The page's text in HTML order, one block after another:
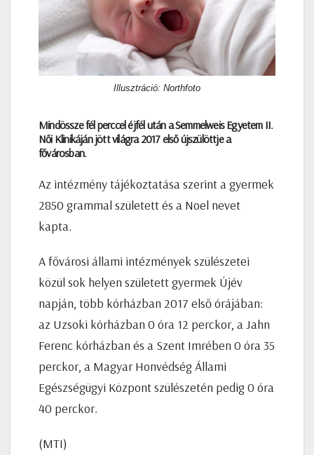
Illusztráció: Northfoto
Mindössze fél perccel éjfél után a Semmelweis Egyetem II.
Női Klinikáján jött világra 2017 első újszülöttje a
fővárosban.
Az intézmény tájékoztatása szerint a gyermek
2850 grammal született és a Noel nevet
kapta.
A fővárosi állami intézmények szülészetei
közül sok helyen született gyermek Újév
napján, több kórházban 2017 első órájában:
az Uzsoki kórházban 0 óra 12 perckor, a Jahn
Ferenc kórházban és a Szent Imrében 0 óra 35
perckor, a Magyar Honvédség Állami
Egészségügyi Központ szülészetén pedig 0 óra
40 perckor.
(MTI)